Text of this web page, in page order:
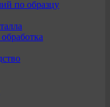
по образцу